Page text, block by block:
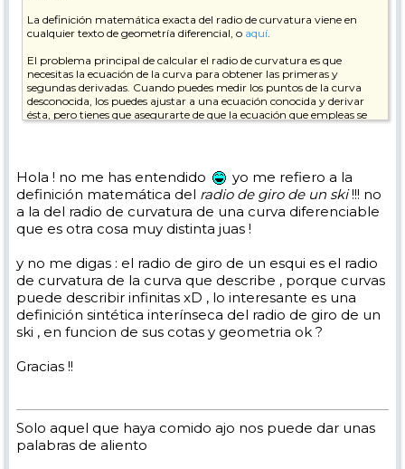
La definición matemática exacta del radio de curvatura viene en
cualquier texto de geometría diferencial, o aquí
El problema principal de calcular el radio de curvatura es que
necesitas la ecuación de la curva para obtener las primeras y
segundas derivadas. Cuando puedes medir los puntos de la curva
desconocida, los puedes ajustar a una ecuación conocida y derivar
ésta, pero tienes que asegurarte de que la ecuación que empleas se
divulgativo; de todos modos, no puedes perdértelo...
En cuanto al tratamiento de los sistemas de referencia, también
recuerdo haber visto algo; te lo busco.
Saludos,
Hola ! no me has entendido
yo me refiero a la
definición matemática del radio de giro de un ski!!! no
a la del radio de curvatura de una curva diferenciable
que es otra cosa muy distinta juas !
y no me digas : el radio de giro de un esqui es el radio
de curvatura de la curva que describe , porque curvas
puede describir infinitas xD , lo interesante es una
definición sintética interínseca del radio de giro de un
ski , en funcion de sus cotas y geometria ok ?
Gracias !!
Solo aquel que haya comido ajo nos puede dar unas
palabras de aliento